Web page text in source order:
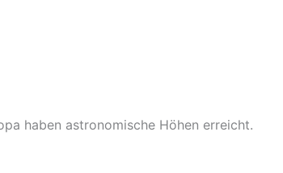
haben astronomische Höhen erreicht.